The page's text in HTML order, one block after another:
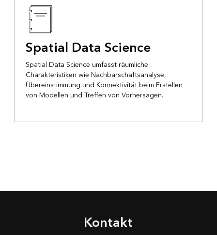
Spatial Data Science
Spatial Data Science umfasst räumliche
Charakteristiken wie Nachbarschaftsanalyse,
Übereinstimmung und Konnektivität beim Erstellen
von Modellen und Treffen von Vorhersagen.
Kontakt